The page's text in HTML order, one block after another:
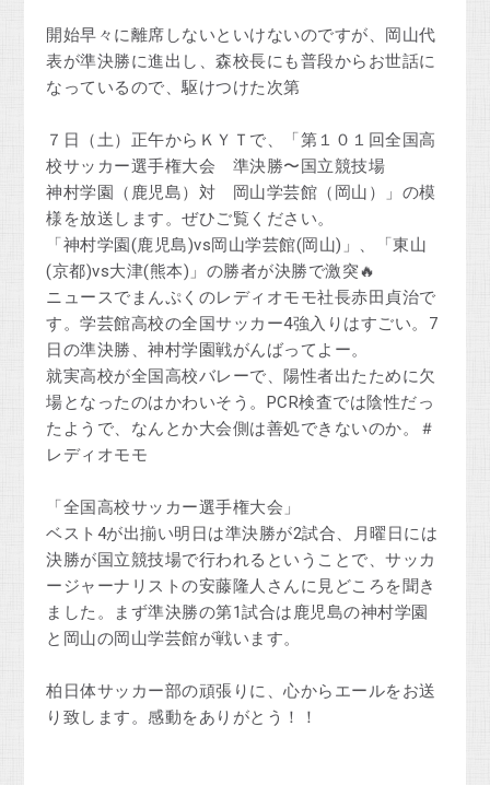
開始早々に離席しないといけないのですが、岡山代
表が準決勝に進出し、森校長にも普段からお世話に
なっているので、駆けつけた次第
７日（土）正午からＫＹＴで、「第１０１回全国高
校サッカー選手権大会 準決勝〜国立競技場
神村学園（鹿児島）対 岡山学芸館（岡山）」の模
様を放送します。ぜひご覧ください。
「神村学園(鹿児島)vs岡山学芸館(岡山)」、「東山
(京都)vs大津(熊本)」の勝者が決勝で激突🔥
ニュースでまんぷくのレディオモモ社長赤田貞治で
す。学芸館高校の全国サッカー4強入りはすごい。7
日の準決勝、神村学園戦がんばってよー。
就実高校が全国高校バレーで、陽性者出たために欠
場となったのはかわいそう。PCR検査では陰性だっ
たようで、なんとか大会側は善処できないのか。＃
レディオモモ
「全国高校サッカー選手権大会」
ベスト4が出揃い明日は準決勝が2試合、月曜日には
決勝が国立競技場で行われるということで、サッカ
ージャーナリストの安藤隆人さんに見どころを聞き
ました。まず準決勝の第1試合は鹿児島の神村学園
と岡山の岡山学芸館が戦います。
柏日体サッカー部の頑張りに、心からエールをお送
り致します。感動をありがとう！！